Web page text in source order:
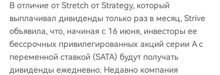
В отличие от Stretch от Strategy, который
выплачивал дивиденды только раз в месяц, Strive
объявила, что, начиная с 16 июня, инвесторы ее
бессрочных привилегированных акций серии A с
переменной ставкой (SATA) будут получать
дивиденды ежедневно. Недавно компания